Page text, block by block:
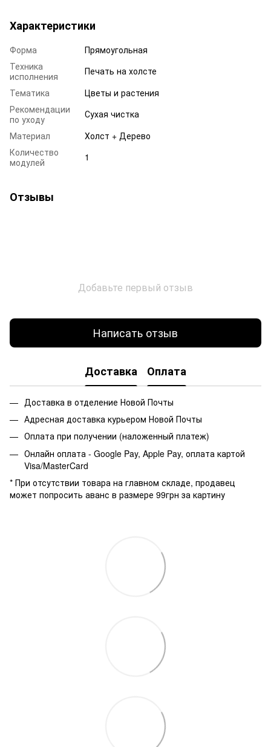
Характеристики
Форма
Прямоугольная
Техника
исполнения
Печать на холсте
Тематика
Цветы и растения
Рекомендации
по уходу
Сухая чистка
Материал
Холст + Дерево
Количество
модулей
1
Отзывы
Добавьте первый отзыв
Написать отзыв
Доставка Оплата
Доставка в отделение Новой Почты
Адресная доставка курьером Новой Почты
Оплата при получении (наложенный платеж)
Онлайн оплата - Google Pay, Apple Pay, оплата картой
Visa/MasterCard
* При отсутствии товара на главном складе, продавец
может попросить аванс в размере 99грн за картину